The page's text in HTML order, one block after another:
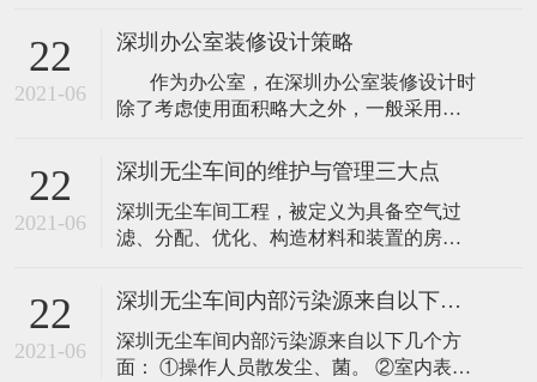
排除，并将室内的温度、洁净度、室内压
力、气流速度与分布、噪音振动和照明、
静电控制在要求范围内，而所规定的特别
设计之房间。不管不论外面空气条件如何
求的洁净度、温
22
2021-06
深圳办公室装修设计策略
作为办公室，在深圳办公室装修设计时
除了考虑使用面积略大之外，一般采用较
空间，因为过于拥挤的环境束缚人的思
维，带心理上的焦虑等问题，所以为其打
造一个良好的办公环境是极为重要的。
&nb
22
2021-06
深圳无尘车间的维护与管理三大点
深圳无尘车间工程，被定义为具备空气过
滤、分配、优化、构造材料和装置的房
净室工程的建造和使用应减少室内诱入、
产生及滞留粒子，室内其他有关参数温
度、湿度、压力等按照要求进行控制。洁
净室以单位体积空气某粒径粒子的数量来
22
2021-06
深圳无尘车间内部污染源来自以下几个方面
深圳无尘车间内部污染源来自以下几个方
面： ①操作人员散发尘、菌。 ②室内表面